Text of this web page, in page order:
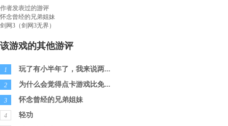
17173玩家_185817548
作者发表过的游评
怀念曾经的兄弟姐妹
剑网3（剑网3无界）
该游戏的其他游评
1 玩了有小半年了，我来说两...
2 为什么会觉得点卡游戏比免...
3 怀念曾经的兄弟姐妹
4 轻功